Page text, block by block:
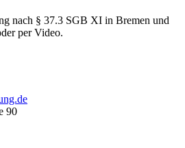
nach § 37.3 SGB XI in Bremen und
per Video.
90